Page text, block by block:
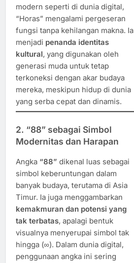
modern seperti di dunia digital,
“Horas” mengalami pergeseran
fungsi tanpa kehilangan makna. Ia
menjadi penanda identitas
kultural, yang digunakan oleh
generasi muda untuk tetap
terkoneksi dengan akar budaya
mereka, meskipun hidup di dunia
yang serba cepat dan dinamis.
2. “88” sebagai Simbol
Modernitas dan Harapan
Angka “88” dikenal luas sebagai
simbol keberuntungan dalam
banyak budaya, terutama di Asia
Timur. Ia juga menggambarkan
kemakmuran dan potensi yang
tak terbatas, apalagi bentuk
visualnya menyerupai simbol tak
hingga (∞). Dalam dunia digital,
penggunaan angka ini sering